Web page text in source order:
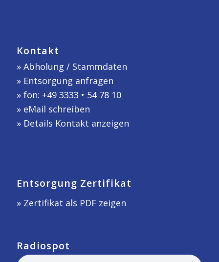
Kontakt
» Abholung / Stammdaten
» Entsorgung anfragen
» fon: +49 3333 • 54 78 10
» eMail schreiben
» Details Kontakt anzeigen
Entsorgung Zertifikat
» Zertifikat als PDF zeigen
Radiospot